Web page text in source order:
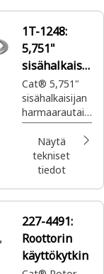
tehokkuutta ja
1T-1248:
5,751"
sisähalkaisij
an
kulutusholk
ki
Cat® 5,751"
sisähalkaisijan
harmaarautain
en
kulumisholkki,
jota käytetään
momentinmuu
Näytä
tekniset
tiedot
227-4491:
Roottorin
käyttökytkin